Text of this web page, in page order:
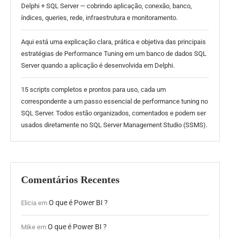
Delphi + SQL Server — cobrindo aplicação, conexão, banco,
índices, queries, rede, infraestrutura e monitoramento.
Aqui está uma explicação clara, prática e objetiva das principais
estratégias de Performance Tuning em um banco de dados SQL
Server quando a aplicação é desenvolvida em Delphi.
15 scripts completos e prontos para uso, cada um
correspondente a um passo essencial de performance tuning no
SQL Server. Todos estão organizados, comentados e podem ser
usados diretamente no SQL Server Management Studio (SSMS).
Comentários Recentes
Elicia em O que é Power BI ?
Mike em O que é Power BI ?